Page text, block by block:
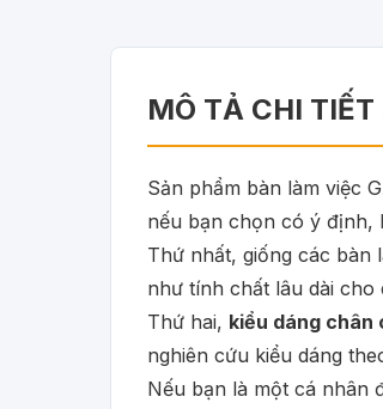
MÔ TẢ CHI
Sản phẩm bàn làm việc
nếu bạn chọn có ý định,
Thứ nhất, giống các bàn
như tính chất lâu dài cho
Thứ hai, kiểu dáng chân
nghiên cứu kiểu dáng
Nếu bạn là một cá nhân